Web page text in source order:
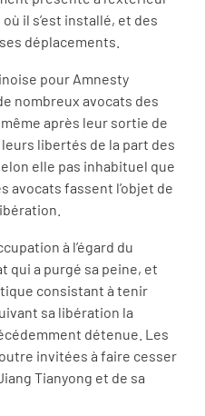
il s’est installé, et des
déplacements.
pour Amnesty
nombreux avocats des
après leur sortie de
libertés de la part des
elle pas inhabituel que
avocats fassent l’objet de
à l’égard du
qui a purgé sa peine, et
consistant à tenir
sa libération la
détenue. Les
invitées à faire cesser
Tianyong et de sa